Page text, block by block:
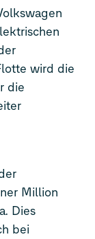
wird die
die
Million
Dies
bei